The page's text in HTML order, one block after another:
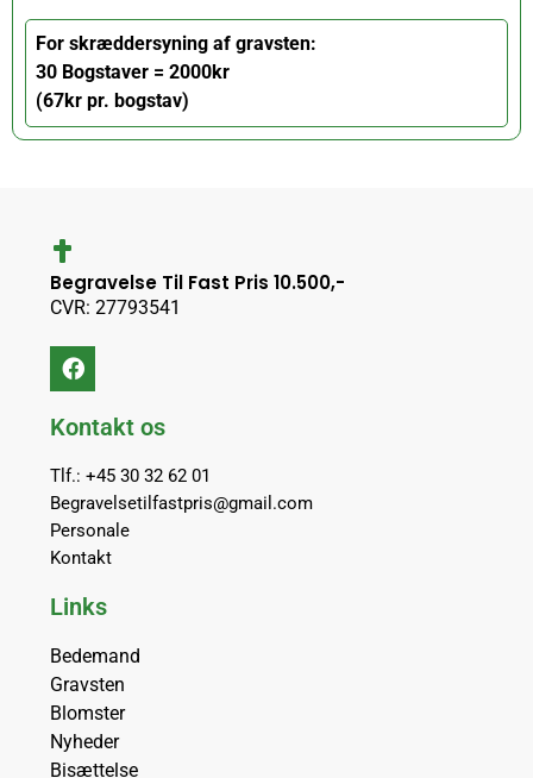
For skræddersyning af gravsten:
30 Bogstaver = 2000kr
(67kr pr. bogstav)
Begravelse Til Fast Pris 10.500,-
CVR: 27793541
Kontakt os
Tlf.: +45 30 32 62 01
Begravelsetilfastpris@gmail.com
Personale
Kontakt
Links
Bedemand
Gravsten
Blomster
Nyheder
Bisættelse